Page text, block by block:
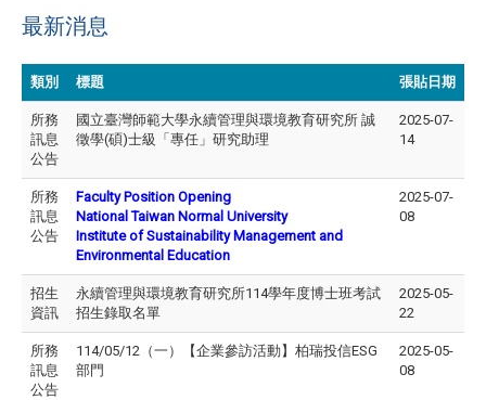
最新消息
類別 標題 張貼日期
所務
訊息
公告
國立臺灣師範大學永續管理與環境教育研究所 誠
徵學(碩)士級「專任」研究助理
2025-07-
14
所務
訊息
公告
Faculty Position Opening
National Taiwan Normal University
Institute of Sustainability Management and
Environmental Education
2025-07-
08
招生
資訊
永續管理與環境教育研究所114學年度博士班考試
招生錄取名單
2025-05-
22
所務
訊息
公告
114/05/12（一）【企業參訪活動】柏瑞投信ESG
部門
2025-05-
08